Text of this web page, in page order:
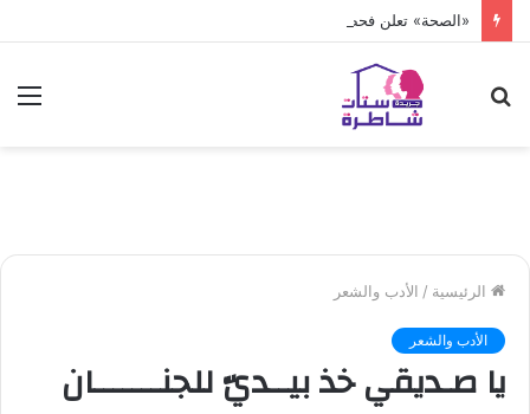
«الصحة» تعلن فحص أكثر من 10 ملايين طفل
الرئيسية / الأدب والشعر
الأدب والشعر
يا صـديقي خذ بيــديّ للجنـــــــان